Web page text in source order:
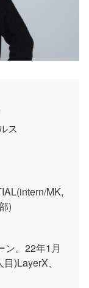
ス
MK,
)
ン。22年1月
)LayerX、